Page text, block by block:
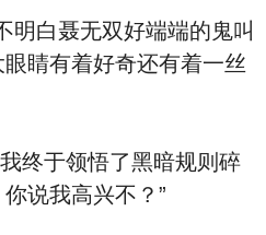
白聂无双好端端的鬼叫
睛有着好奇还有着一丝
于领悟了黑暗规则碎
说我高兴不？”